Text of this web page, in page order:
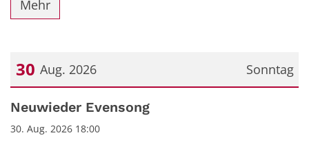
Mehr
Sonntag
30 Aug. 2026
Datum: 30. August 2026
Neuwieder Evensong
30. Aug. 2026 18:00